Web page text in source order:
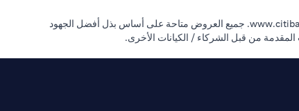
جميع العروض متاحة على أساس بذل أفضل الجهود
المقدمة من قبل الشركاء / الكيانات الأخرى.